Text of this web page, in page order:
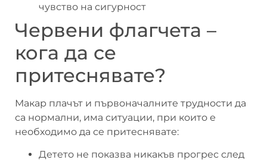
чувство на сигурност
Червени флагчета –
кога да се
притеснявате?
Макар плачът и първоначалните трудности да
са нормални, има ситуации, при които е
необходимо да се притеснявате:
Детето не показва никакъв прогрес след